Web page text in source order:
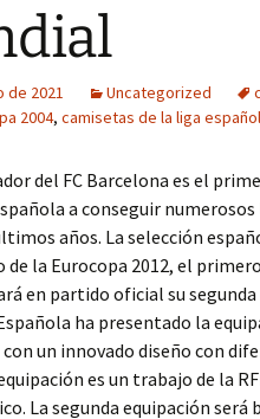
de 2021 Uncategorized
2004, camisetas de la liga
del FC Barcelona es el
a conseguir
años. La selección
la Eurocopa 2012, el
en partido oficial su
ha presentado la
un innovado diseño con
es un trabajo de la
La segunda equipación será